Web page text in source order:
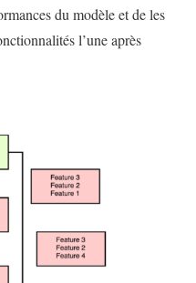
du modèle et de les
l’une après